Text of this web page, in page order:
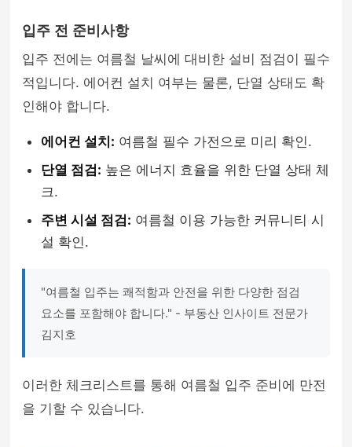
입주 전 준비사항
입주 전에는 여름철 날씨에 대비한 설비 점검이 필수
적입니다. 에어컨 설치 여부는 물론, 단열 상태도 확
인해야 합니다.
에어컨 설치: 여름철 필수 가전으로 미리 확인.
단열 점검: 높은 에너지 효율을 위한 단열 상태 체
크.
주변 시설 점검: 여름철 이용 가능한 커뮤니티 시
설 확인.
"여름철 입주는 쾌적함과 안전을 위한 다양한 점검
요소를 포함해야 합니다." - 부동산 인사이트 전문가
김지호
이러한 체크리스트를 통해 여름철 입주 준비에 만전
을 기할 수 있습니다.